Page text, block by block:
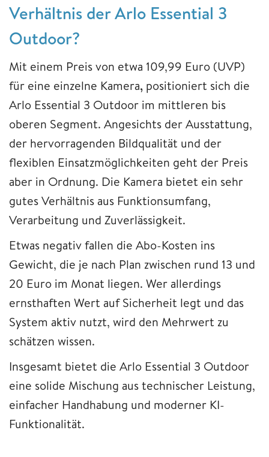
Verhältnis der Arlo Essential 3
Outdoor?
Mit einem Preis von etwa 109,99 Euro (UVP)
für eine einzelne Kamera, positioniert sich die
Arlo Essential 3 Outdoor im mittleren bis
oberen Segment. Angesichts der Ausstattung,
der hervorragenden Bildqualität und der
flexiblen Einsatzmöglichkeiten geht der Preis
aber in Ordnung. Die Kamera bietet ein sehr
gutes Verhältnis aus Funktionsumfang,
Verarbeitung und Zuverlässigkeit.
Etwas negativ fallen die Abo-Kosten ins
Gewicht, die je nach Plan zwischen rund 13 und
20 Euro im Monat liegen. Wer allerdings
ernsthaften Wert auf Sicherheit legt und das
System aktiv nutzt, wird den Mehrwert zu
schätzen wissen.
Insgesamt bietet die Arlo Essential 3 Outdoor
eine solide Mischung aus technischer Leistung,
einfacher Handhabung und moderner KI-
Funktionalität.